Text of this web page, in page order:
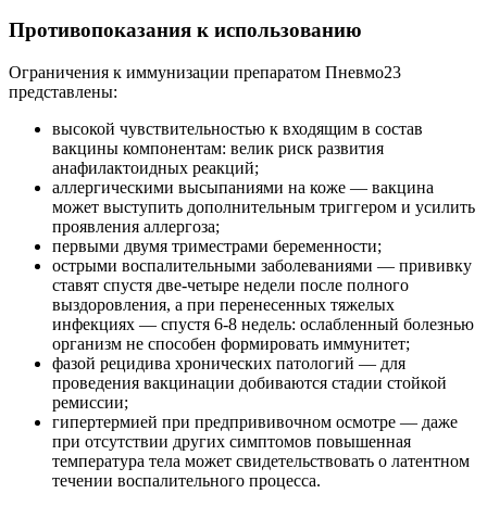
Противопоказания к использованию
Ограничения к иммунизации препаратом Пневмо23
представлены:
высокой чувствительностью к входящим в состав
вакцины компонентам: велик риск развития
анафилактоидных реакций;
аллергическими высыпаниями на коже — вакцина
может выступить дополнительным триггером и усилить
проявления аллергоза;
первыми двумя триместрами беременности;
острыми воспалительными заболеваниями — прививку
ставят спустя две-четыре недели после полного
выздоровления, а при перенесенных тяжелых
инфекциях — спустя 6-8 недель: ослабленный болезнью
организм не способен формировать иммунитет;
фазой рецидива хронических патологий — для
проведения вакцинации добиваются стадии стойкой
ремиссии;
гипертермией при предпрививочном осмотре — даже
при отсутствии других симптомов повышенная
температура тела может свидетельствовать о латентном
течении воспалительного процесса.